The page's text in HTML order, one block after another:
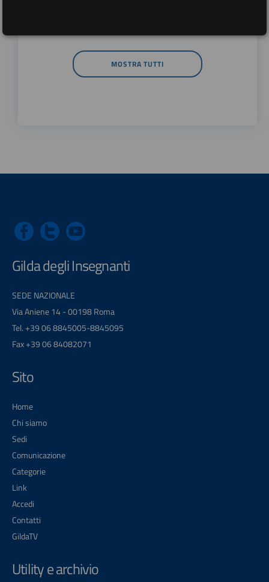
MOSTRA TUTTI
Gilda degli Insegnanti
SEDE NAZIONALE
Via Aniene 14 - 00198 Roma
Tel. +39 06 8845005-8845095
Fax +39 06 84082071
Sito
Home
Chi siamo
Sedi
Comunicazione
Categorie
Link
Accedi
Contatti
GildaTV
Utility e archivio